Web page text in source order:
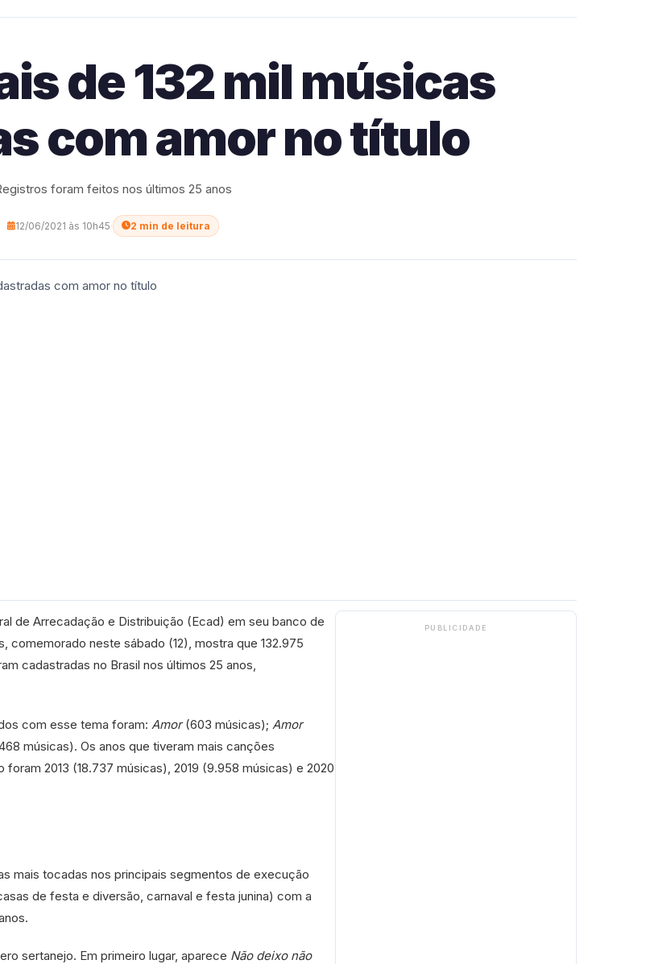
de 132 mil músicas
com amor no título
foram feitos nos últimos 25 anos
12/06/2021 às 10h45· 2 min de leitura
de Arrecadação e Distribuição (Ecad) em seu banco de
comemorado neste sábado (12), mostra que 132.975
cadastradas no Brasil nos últimos 25 anos,
com esse tema foram: Amor(603 músicas); Amor
músicas). Os anos que tiveram mais canções
2013 (18.737 músicas), 2019 (9.958 músicas) e 2020
mais tocadas nos principais segmentos de execução
de festa e diversão, carnaval e festa junina) com a
sertanejo. Em primeiro lugar, aparece Não deixo não
PUBLICIDADE